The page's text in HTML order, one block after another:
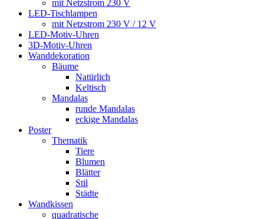
mit Netzstrom 230 V
LED-Tischlampen
mit Netzstrom 230 V / 12 V
LED-Motiv-Uhren
3D-Motiv-Uhren
Wanddekoration
Bäume
Natürlich
Keltisch
Mandalas
runde Mandalas
eckige Mandalas
Poster
Thematik
Tiere
Blumen
Blätter
Stil
Städte
Wandkissen
quadratische